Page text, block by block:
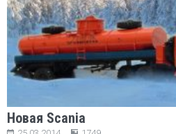
Новая Scania